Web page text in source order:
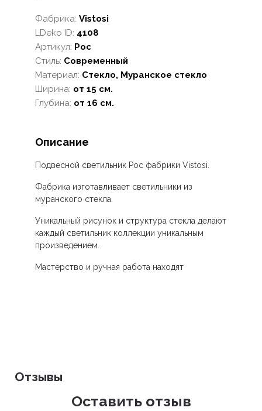
Фабрика: Vistosi
LDeko ID: 4108
Артикул: Poc
Стиль: Современный
Материал: Стекло, Муранское стекло
Ширина: от 15 см.
Глубина: от 16 см.
Описание
Подвесной светильник Poc фабрики Vistosi.
Фабрика изготавливает светильники из
муранского стекла.
Уникальный рисунок и структура стекла делают
каждый светильник коллекции уникальным
произведением.
Мастерство и ручная работа находят
Отзывы
Оставить отзыв